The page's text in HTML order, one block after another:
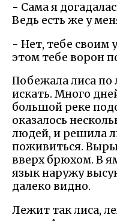
- Сама я
Ведь есть же у
- Нет, тебе своим
этом тебе ворон
Побежала лиса по
искать. Много
большой реке
оказалось
людей, и решила
поживиться.
вверх брюхом. В
язык наружу
далеко видно.
Лежит так лиса,